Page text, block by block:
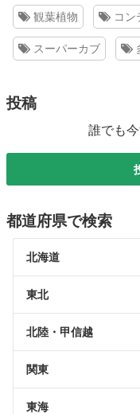
観葉植物 コン
スーパーカブ
投稿
誰でも
都道府県で検索
北海道
東北
北陸・甲信越
関東
東海